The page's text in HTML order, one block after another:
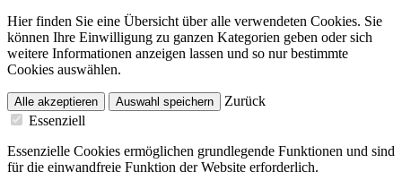
Hier finden Sie eine Übersicht über alle verwendeten Cookies. Sie
können Ihre Einwilligung zu ganzen Kategorien geben oder sich
weitere Informationen anzeigen lassen und so nur bestimmte
Cookies auswählen.
Alle akzeptieren Auswahl speichern
Zurück
Essenziell
Essenzielle Cookies ermöglichen grundlegende Funktionen und sind
für die einwandfreie Funktion der Website erforderlich.